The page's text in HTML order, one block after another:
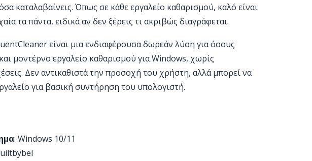
καταλαβαίνεις. Όπως σε κάθε εργαλείο καθαρισμού, καλό είναι
τα πάντα, ειδικά αν δεν ξέρεις τι ακριβώς διαγράφεται.
είναι μια ενδιαφέρουσα δωρεάν λύση για όσους
μοντέρνο εργαλείο καθαρισμού για Windows, χωρίς
Δεν αντικαθιστά την προσοχή του χρήστη, αλλά μπορεί να
για βασική συντήρηση του υπολογιστή.
: Windows 10/11